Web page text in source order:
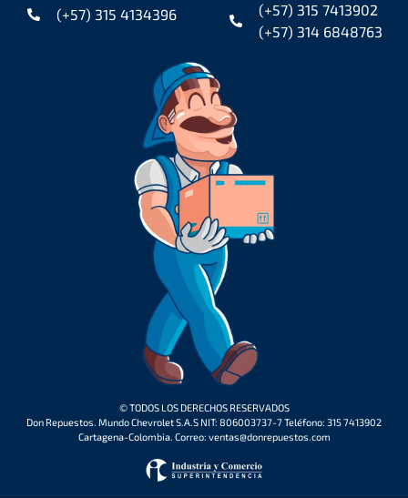
(+57) 315 4134396
(+57) 315 7413902
(+57) 314 6848763
© TODOS LOS DERECHOS RESERVADOS
Don Repuestos. Mundo Chevrolet S.A.S NIT: 806003737-7 Teléfono: 315 7413902
Cartagena-Colombia. Correo: ventas@donrepuestos.com